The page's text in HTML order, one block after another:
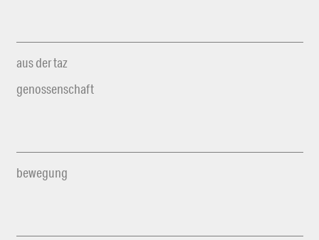
aus der taz
genossenschaft
bewegung